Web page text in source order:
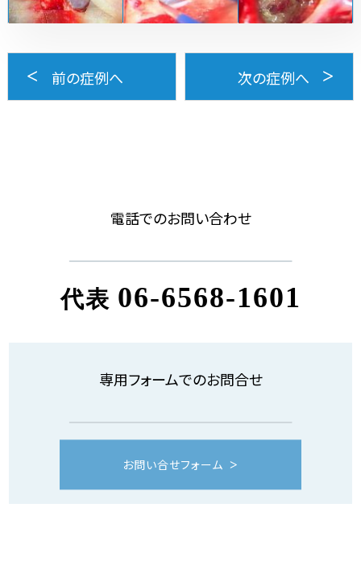
前の症例へ 次の症例へ
電話でのお問い合わせ
代表 06-6568-1601
専用フォームでのお問合せ
お問い合せフォーム